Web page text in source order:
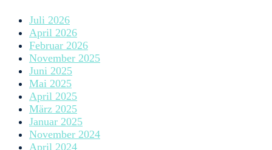
Juli 2026
April 2026
Februar 2026
November 2025
Juni 2025
Mai 2025
April 2025
März 2025
Januar 2025
November 2024
April 2024